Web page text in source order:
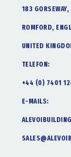
183 GORSEWAY,
ROMFORD,
UNITED
TELEFON:
+44 (0) 7401
E-MAILS: